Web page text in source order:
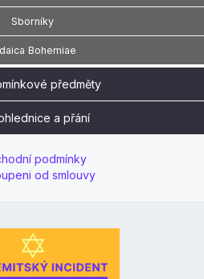
Sborníky
Bohemiae
předměty
a přání
podmínky
od smlouvy